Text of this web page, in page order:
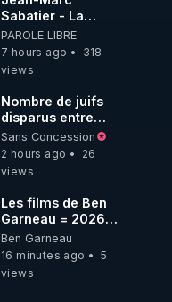
Sabatier - La
Covid-19 n'a été
que le début -
L'ARN messager
PAROLE LIBRE
7 hours ago
318
views
Nombre de juifs
disparus entre
1941 et 1945
(Réponse à mes
accusateurs)
Sans Concession
2 hours ago
26
views
Les films de Ben
Garneau = 2026-
08-08
Ben Garneau
16 minutes ago
5
views